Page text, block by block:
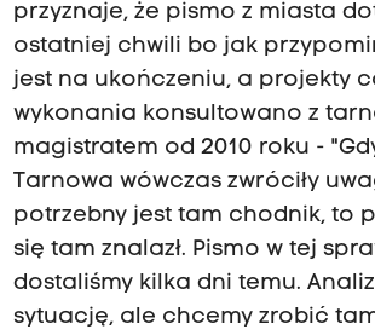
przyznaje, że pismo z miasta
ostatniej chwili bo jak
jest na ukończeniu, a projekty
wykonania konsultowano z
magistratem od 2010 roku -
Tarnowa wówczas zwróciły
potrzebny jest tam chodnik, to
się tam znalazł. Pismo w tej
dostaliśmy kilka dni temu.
sytuację, ale chcemy zrobić